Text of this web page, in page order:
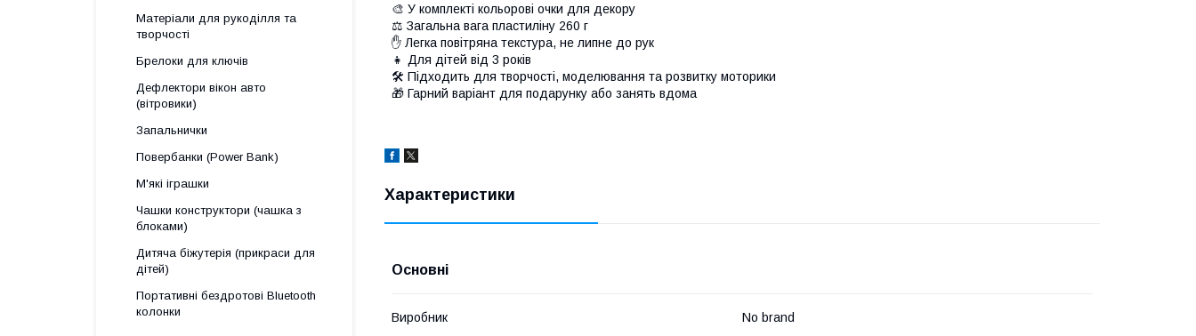
🎨 У комплекті кольорові очки для декору
⚖️ Загальна вага пластиліну 260 г
✋ Легка повітряна текстура, не липне до рук
👧 Для дітей від 3 років
🛠️ Підходить для творчості, моделювання та розвитку моторики
🎁 Гарний варіант для подарунку або занять вдома
Характеристики
Основні
Виробник No brand
Матеріали для рукоділля та
творчості
Брелоки для ключів
Дефлектори вікон авто
(вітровики)
Запальнички
Повербанки (Power Bank)
М'які іграшки
Чашки конструктори (чашка з
блоками)
Дитяча біжутерія (прикраси для
дітей)
Портативні бездротові Bluetooth
колонки